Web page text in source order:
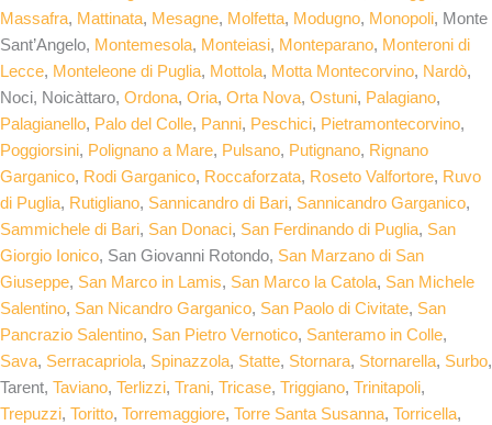
Massafra, Mattinata, Mesagne, Molfetta, Modugno, Monopoli, Monte
Sant’Angelo, Montemesola, Monteiasi, Monteparano, Monteroni di
Lecce, Monteleone di Puglia, Mottola, Motta Montecorvino, Nardò,
Noci, Noicàttaro, Ordona, Oria, Orta Nova, Ostuni, Palagiano,
Palagianello, Palo del Colle, Panni, Peschici, Pietramontecorvino,
Poggiorsini, Polignano a Mare, Pulsano, Putignano, Rignano
Garganico, Rodi Garganico, Roccaforzata, Roseto Valfortore, Ruvo
di Puglia, Rutigliano, Sannicandro di Bari, Sannicandro Garganico,
Sammichele di Bari, San Donaci, San Ferdinando di Puglia, San
Giorgio Ionico, San Giovanni Rotondo, San Marzano di San
Giuseppe, San Marco in Lamis, San Marco la Catola, San Michele
Salentino, San Nicandro Garganico, San Paolo di Civitate, San
Pancrazio Salentino, San Pietro Vernotico, Santeramo in Colle,
Sava, Serracapriola, Spinazzola, Statte, Stornara, Stornarella, Surbo,
Tarent, Taviano, Terlizzi, Trani, Tricase, Triggiano, Trinitapoli,
Trepuzzi, Toritto, Torremaggiore, Torre Santa Susanna, Torricella,